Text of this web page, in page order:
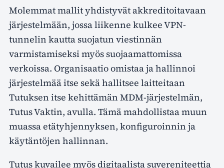
Molemmat mallit yhdistyvät akkreditoitavaan
järjestelmään, jossa liikenne kulkee VPN-
tunnelin kautta suojatun viestinnän
varmistamiseksi myös suojaamattomissa
verkoissa. Organisaatio omistaa ja hallinnoi
järjestelmää itse sekä hallitsee laitteitaan
Tutuksen itse kehittämän MDM-järjestelmän,
Tutus Vaktin, avulla. Tämä mahdollistaa muun
muassa etätyhjennyksen, konfiguroinnin ja
käytäntöjen hallinnan.
Tutus kuvailee myös digitaalista suvereniteettia